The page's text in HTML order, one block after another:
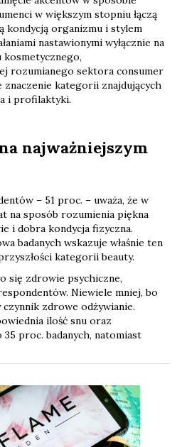
w większym stopniu łączą
kondycją organizmu i stylem
nastawionymi wyłącznie na
kosmetycznego,
rozumianego sektora consumer
kategorii znajdujących
i profilaktyki.
najważniejszym
– 51 proc. – uważa, że w
na sposób rozumienia piękna
i dobra kondycja fizyczna.
badanych wskazuje właśnie ten
kategorii beauty.
się zdrowie psychiczne,
Niewiele mniej, bo
zdrowe odżywianie.
ilość snu oraz
35 proc. badanych, natomiast